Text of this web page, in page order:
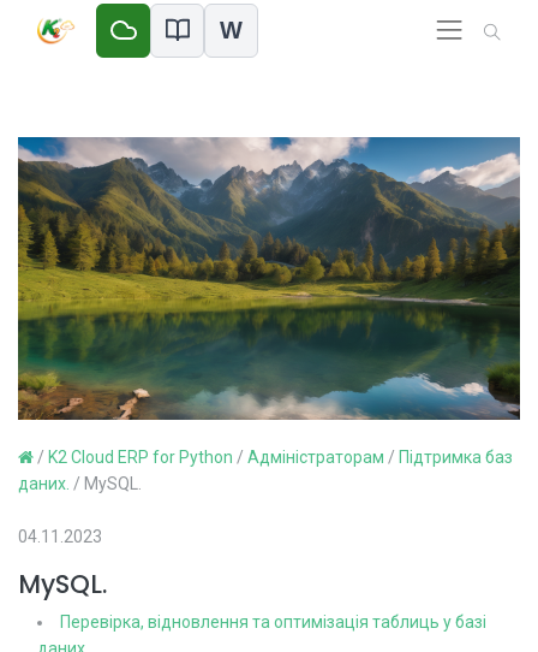
W
/ K2 Cloud ERP for Python / Адміністраторам / Підтримка баз
даних. / MySQL.
04.11.2023
MySQL.
Перевірка, відновлення та оптимізація таблиць у базі